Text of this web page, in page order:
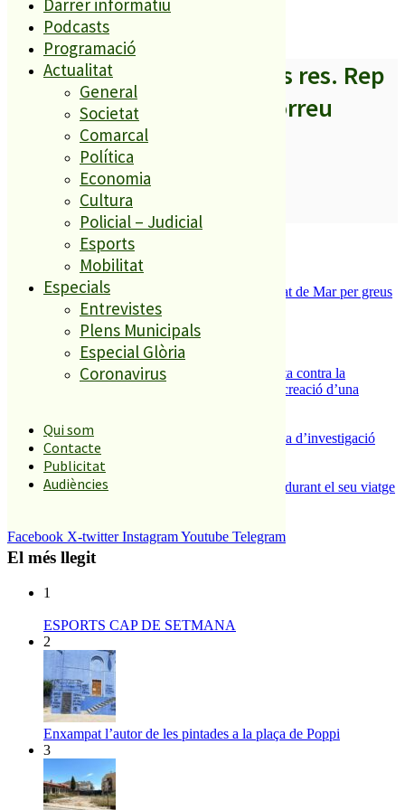
Darrer informatiu
Podcasts
Programació
Actualitat
General
Societat
Comarcal
Política
Economia
Cultura
Policial – Judicial
Esports
Mobilitat
Especials
Entrevistes
Plens Municipals
Especial Glòria
Coronavirus
Qui som
Contacte
Publicitat
Audiències
Facebook X-twitter InstagramYoutube Telegram
A partir d’ara no et perdis res. Rep
els titulars al teu correu
SUBSCRIURE’M
És tendència ara
Tanquen un local de menjar ràpid a Malgrat de Mar per greus
deficiències sanitàries
ESPORTS CAP DE SETMANA
Els veïns de Palafolls refermen la seva lluita contra la
benzinera del carrer Passada i preparen la creació d’una
4
Un historiador local guanya la primera beca d’investigació
sobre el Castell de Palafolls
5
Un grup de cigonyes fa parada a Palafolls durant el seu viatge
El més llegit
1
ESPORTS CAP DE SETMANA
2
Enxampat l’autor de les pintades a la plaça de Poppi
3